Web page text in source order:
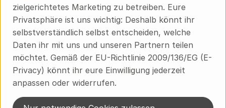
D 29478 Höhbeck
In unserer familiengeführten Naturkostsafterei im
Norden Deutschlands machen wir Saft so, dass alle
etwas davon haben: Unsere Kund*innen,
Mitarbeiter*innen, Anbaupartner*innen und besonders
die Natur – und das seit mehr als 85 Jahren. Wie wir
das machen? Mit 100 % Bio und Demeter und einem
fairen Miteinander. Unser Unternehmen ist nicht im
zielgerichtetes Marketing zu betreiben. Eure
Privatsphäre ist uns wichtig: Deshalb könnt ihr
selbstverständlich selbst entscheiden, welche
Daten ihr mit uns und unseren Partnern teilen
möchtet. Gemäß der EU-Richtlinie 2009/136/EG (E-
Privacy) könnt ihr eure Einwilligung jederzeit
anpassen oder widerrufen.